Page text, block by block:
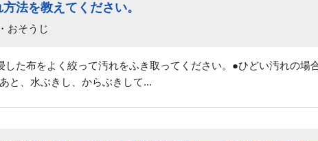
法を教えてください。
おそうじ
た布をよく絞って汚れをふき取ってください。●ひどい汚れの場
と、水ぶきし、からぶきして...